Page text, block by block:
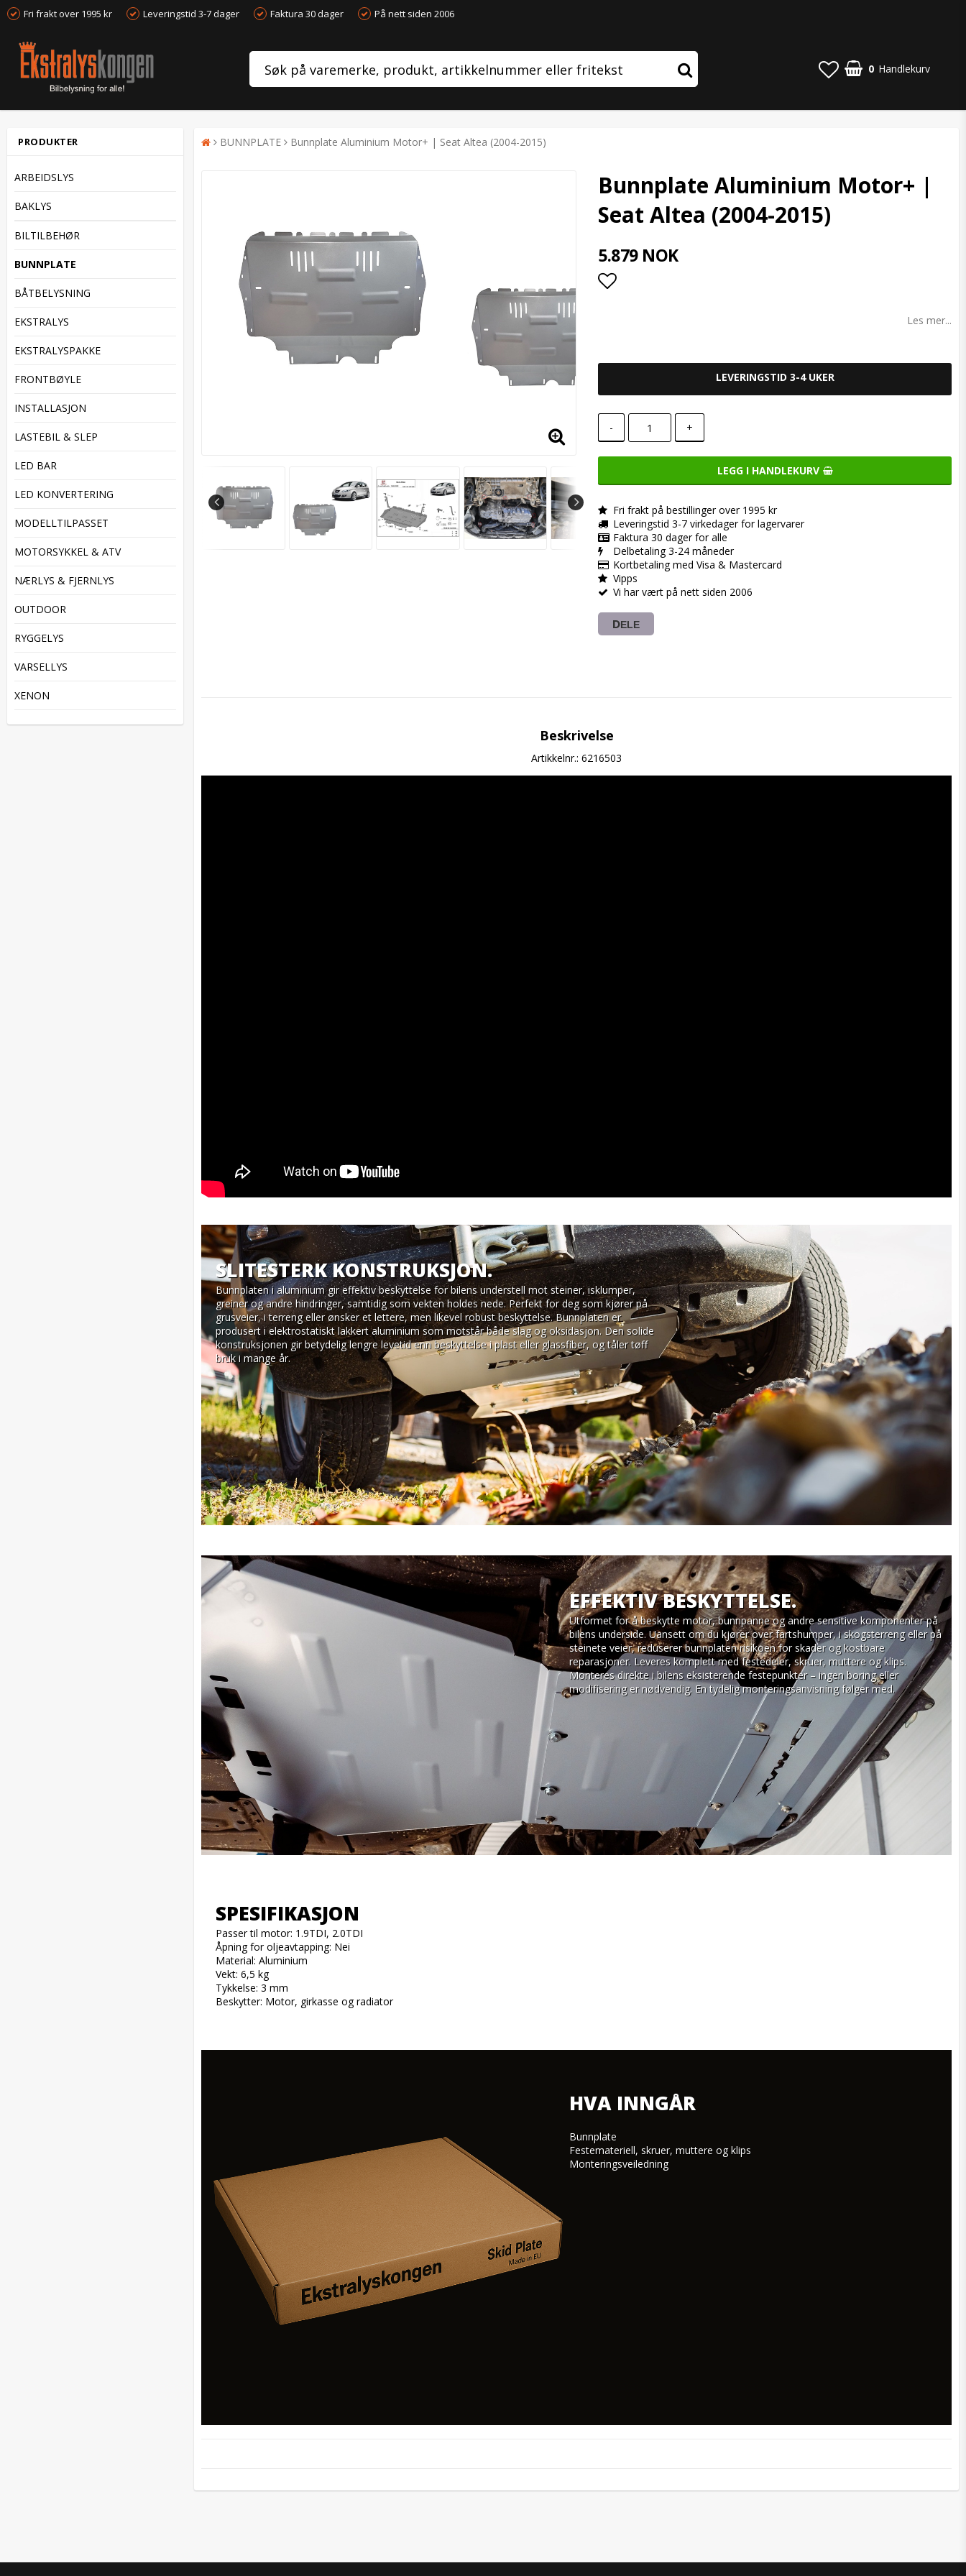
Fri frakt over 1995 kr Leveringstid 3-7 dager Faktura 30 dager På nett siden 2006
0 Handlekurv
PRODUKTER
ARBEIDSLYS
BAKLYS
BILTILBEHØR
BUNNPLATE
BÅTBELYSNING
EKSTRALYS
EKSTRALYSPAKKE
FRONTBØYLE
INSTALLASJON
LASTEBIL & SLEP
LED BAR
LED KONVERTERING
MODELLTILPASSET
MOTORSYKKEL & ATV
NÆRLYS & FJERNLYS
OUTDOOR
RYGGELYS
VARSELLYS
XENON
BUNNPLATE Bunnplate Aluminium Motor+ | Seat Altea (2004-2015)
Bunnplate Aluminium Motor+ |
Seat Altea (2004-2015)
5.879 NOK
Les mer...
LEVERINGSTID 3-4 UKER
- +
LEGG I HANDLEKURV
Fri frakt på bestillinger over 1995 kr
Leveringstid 3-7 virkedager for lagervarer
Faktura 30 dager for alle
Delbetaling 3-24 måneder
Kortbetaling med Visa & Mastercard
Vipps
Vi har vært på nett siden 2006
DELE
Beskrivelse
Artikkelnr.: 6216503
SLITESTERK KONSTRUKSJON.
Bunnplaten i aluminium gir effektiv beskyttelse for bilens understell mot steiner, isklumper,
greiner og andre hindringer, samtidig som vekten holdes nede. Perfekt for deg som kjører på
grusveier, i terreng eller ønsker et lettere, men likevel robust beskyttelse. Bunnplaten er
produsert i elektrostatiskt lakkert aluminium som motstår både slag og oksidasjon. Den solide
konstruksjonen gir betydelig lengre levetid enn beskyttelse i plast eller glassfiber, og tåler tøff
bruk i mange år.
EFFEKTIV BESKYTTELSE.
Utformet for å beskytte motor, bunnpanne og andre sensitive komponenter på
bilens underside. Uansett om du kjører over fartshumper, i skogsterreng eller på
steinete veier, reduserer bunnplaten risikoen for skader og kostbare
reparasjoner. Leveres komplett med festedeler, skruer, muttere og klips.
Monteres direkte i bilens eksisterende festepunkter – ingen boring eller
modifisering er nødvendig. En tydelig monteringsanvisning følger med.
SPESIFIKASJON
Passer til motor: 1.9TDI, 2.0TDI
Åpning for oljeavtapping: Nei
Material: Aluminium
Vekt: 6,5 kg
Tykkelse: 3 mm
Beskytter: Motor, girkasse og radiator
HVA INNGÅR
Bunnplate
Festemateriell, skruer, muttere og klips
Monteringsveiledning